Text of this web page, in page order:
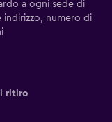
a ogni sede di
indirizzo, numero di
ritiro